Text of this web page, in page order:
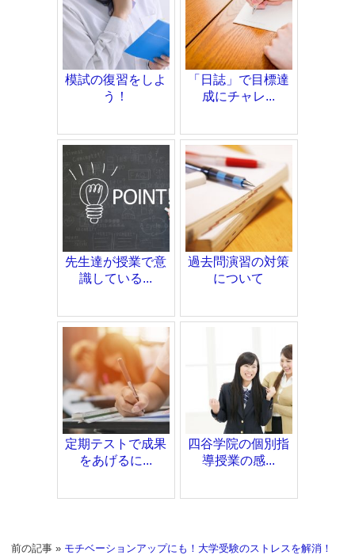
模試の復習をしよ
う！
「日誌」で目標達
成にチャレ...
先生達が授業で意
識している...
過去問演習の対策
について
定期テストで成果
をあげるに...
四谷学院の個別指
導授業の感...
前の記事 » モチベーションアップにも！大学受験のストレスを解消！